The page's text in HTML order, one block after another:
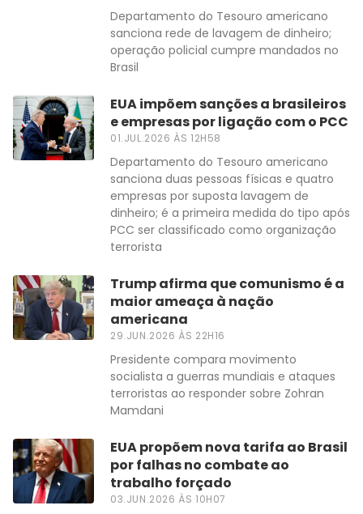
Departamento do Tesouro americano
sanciona rede de lavagem de dinheiro;
operação policial cumpre mandados no
Brasil
EUA impõem sanções a brasileiros
e empresas por ligação com o PCC
01.JUL.2026 ÀS 12H58
Departamento do Tesouro americano
sanciona duas pessoas físicas e quatro
empresas por suposta lavagem de
dinheiro; é a primeira medida do tipo após
PCC ser classificado como organização
terrorista
Trump afirma que comunismo é a
maior ameaça à nação
americana
29.JUN.2026 ÀS 22H16
Presidente compara movimento
socialista a guerras mundiais e ataques
terroristas ao responder sobre Zohran
Mamdani
EUA propõem nova tarifa ao Brasil
por falhas no combate ao
trabalho forçado
03.JUN.2026 ÀS 10H07